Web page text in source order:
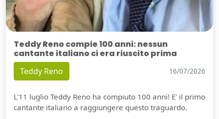
Teddy Reno compie 100 anni: nessun
cantante italiano ci era riuscito prima
Teddy Reno 16/07/2026
L'11 luglio Teddy Reno ha compiuto 100 anni! E' il primo
cantante italiano a raggiungere questo traguardo.